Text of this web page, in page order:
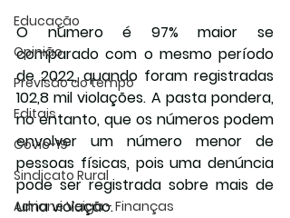
Educação
Opinião
Previsão do tempo
Editais
Covic-19
Sindicato Rural
Adriane Veiga - Finanças
O número é 97% maior se
comparado com o mesmo período
de 2022, quando foram registradas
102,8 mil violações. A pasta pondera,
no entanto, que os números podem
envolver um número menor de
pessoas físicas, pois uma denúncia
pode ser registrada sobre mais de
uma violação.